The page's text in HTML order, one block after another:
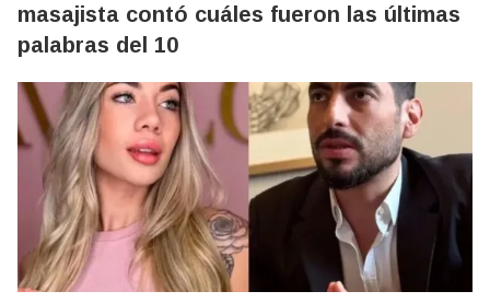
masajista contó cuáles fueron las últimas
palabras del 10